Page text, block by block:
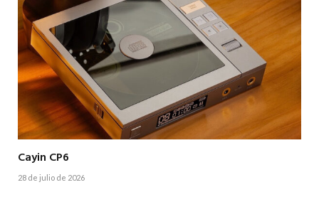
Cayin CP6
28 de julio de 2026